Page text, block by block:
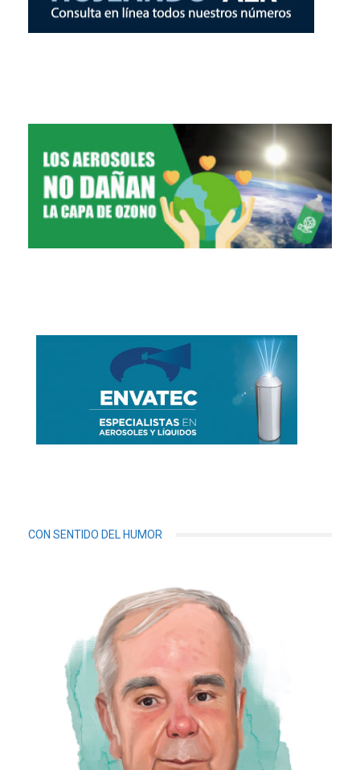
CON SENTIDO DEL HUMOR